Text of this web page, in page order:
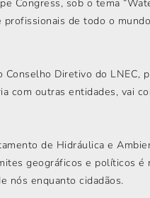
Congress, sob o tema
de todo o
Conselho Diretivo do
com outras entidades, vai
de Hidráulica e
geográficos e políticos é
nós enquanto cidadãos.